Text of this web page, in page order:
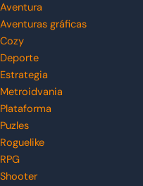
Aventura
Aventuras gráficas
Cozy
Deporte
Estrategia
Metroidvania
Plataforma
Puzles
Roguelike
RPG
Shooter